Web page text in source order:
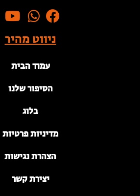
ניווט מהיר
עמוד הבית
הסיפור שלנו
בלוג
מדיניות פרטיות
הצהרת נגישות
יצירת קשר